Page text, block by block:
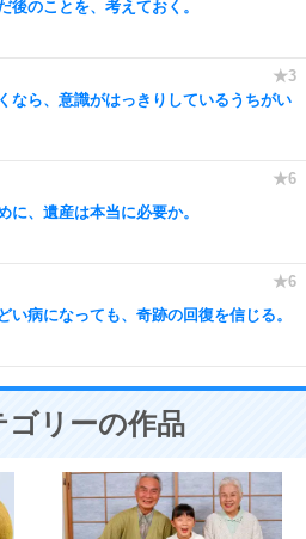
後のことを、考えておく。
なら、意識がはっきりしているうちがい
に、遺産は本当に必要か。
い病になっても、奇跡の回復を信じる。
ゴリーの作品